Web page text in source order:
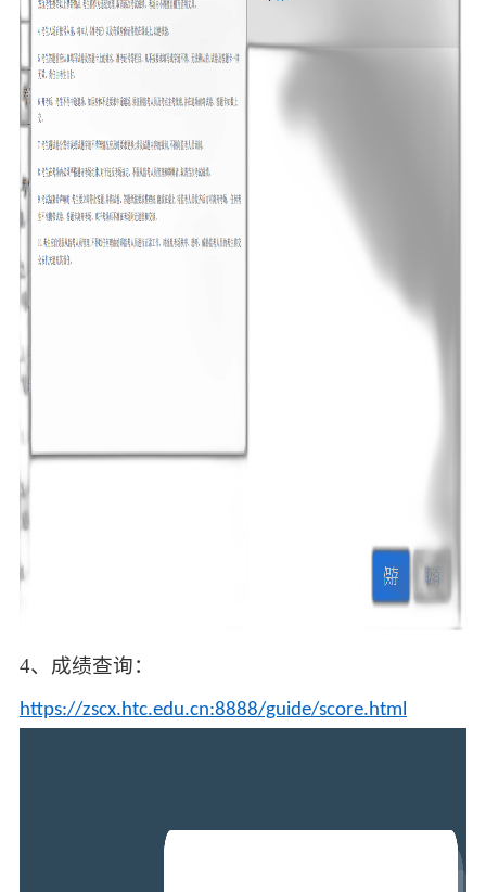
4、成绩查询：
https://zscx.htc.edu.cn:8888/guide/score.html